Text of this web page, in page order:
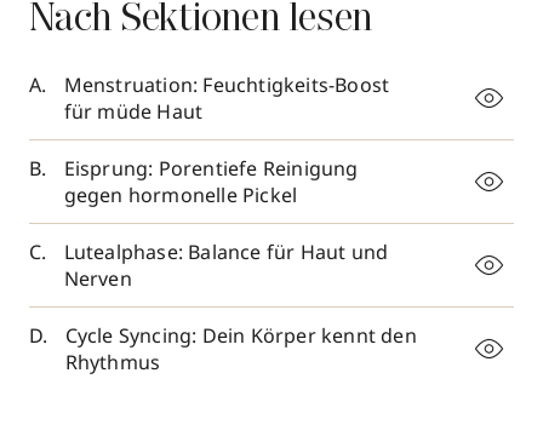
Nach Sektionen lesen
Menstruation: Feuchtigkeits-Boost
für müde Haut
Eisprung: Porentiefe Reinigung
gegen hormonelle Pickel
Lutealphase: Balance für Haut und
Nerven
Cycle Syncing: Dein Körper kennt den
Rhythmus